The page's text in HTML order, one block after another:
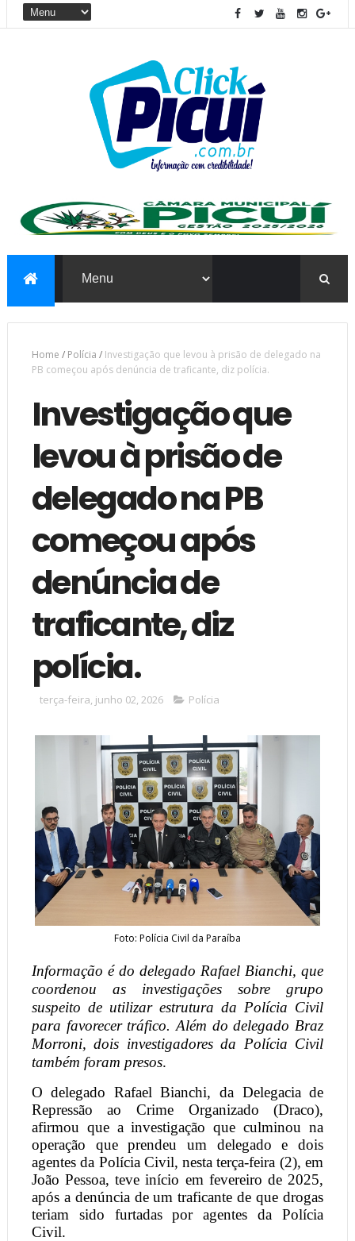
Home / Polícia / Investigação que levou à prisão de delegado na
PB começou após denúncia de traficante, diz polícia.
Investigação que
levou à prisão de
delegado na PB
começou após
denúncia de
traficante, diz
polícia.
terça-feira, junho 02, 2026 Polícia
Foto: Polícia Civil da Paraíba
Informação é do delegado Rafael Bianchi, que
coordenou as investigações sobre grupo
suspeito de utilizar estrutura da Polícia Civil
para favorecer tráfico. Além do delegado Braz
Morroni, dois investigadores da Polícia Civil
também foram presos.
O delegado Rafael Bianchi, da Delegacia de
Repressão ao Crime Organizado (Draco),
afirmou que a investigação que culminou na
operação que prendeu um delegado e dois
agentes da Polícia Civil, nesta terça-feira (2), em
João Pessoa, teve início em fevereiro de 2025,
após a denúncia de um traficante de que drogas
teriam sido furtadas por agentes da Polícia
Civil.